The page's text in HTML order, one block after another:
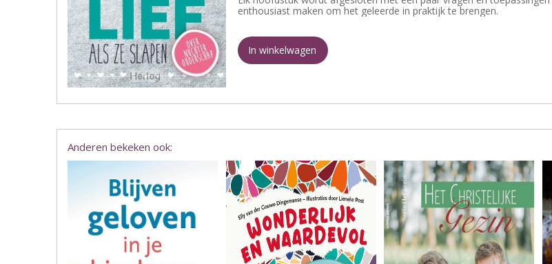
enthousiast maken om het geleerde in praktijk te brengen.
In winkelwagen
Anderen bekeken ook: